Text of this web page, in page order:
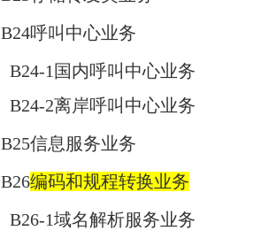
B24呼叫中心业务
B24-1 国内呼叫中心业务
B24-2离岸呼叫中心业务
B25信息服务业务
B26编码和规程转换业务
B26-1域名解析服务业务